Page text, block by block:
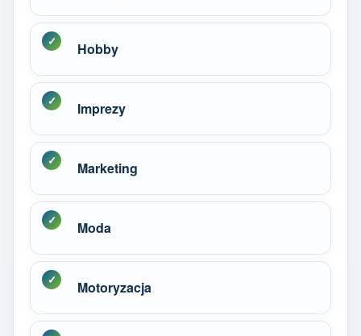
Hobby
Imprezy
Marketing
Moda
Motoryzacja